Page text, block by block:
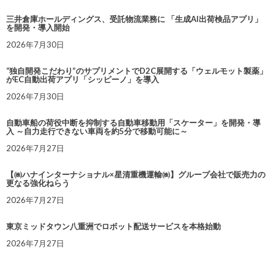
三井倉庫ホールディングス、受託物流業務に 「生成AI出荷検品アプリ」
を開発・導入開始
2026年7月30日
“独自開発こだわり”のサプリメントでD2C展開する「ウェルモット製薬」
がEC自動出荷アプリ「シッピーノ」を導入
2026年7月30日
自動車船の荷役中断を抑制する自動車移動用「スケーター」を開発・導
入 ～自力走行できない車両を約5分で移動可能に～
2026年7月27日
【㈱ハナインターナショナル×星清重機運輸㈱】グループ会社で販売力の
更なる強化ねらう
2026年7月27日
東京ミッドタウン八重洲でロボット配送サービスを本格始動
2026年7月27日